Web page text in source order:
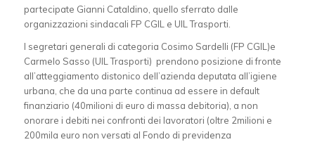
partecipate Gianni Cataldino, quello sferrato dalle
organizzazioni sindacali FP CGIL e UIL Trasporti.
I segretari generali di categoria Cosimo Sardelli (FP CGIL)e
Carmelo Sasso (UIL Trasporti) prendono posizione di fronte
all’atteggiamento distonico dell’azienda deputata all’igiene
urbana, che da una parte continua ad essere in default
finanziario (40milioni di euro di massa debitoria), a non
onorare i debiti nei confronti dei lavoratori (oltre 2milioni e
200mila euro non versati al Fondo di previdenza